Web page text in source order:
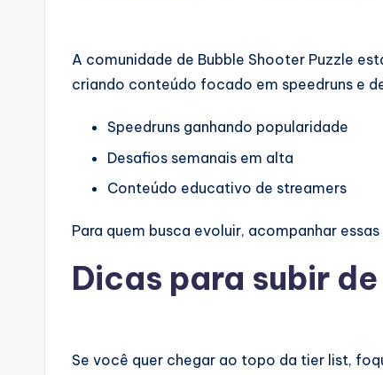
A comunidade de Bubble Shooter Puzzle
criando conteúdo focado em speedruns e
Speedruns ganhando popularidade
Desafios semanais em alta
Conteúdo educativo de streamers
Para quem busca evoluir, acompanhar
Dicas para subir
Se você quer chegar ao topo da tier list,